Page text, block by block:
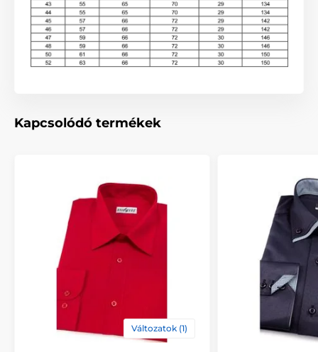
Kapcsolódó termékek
Változatok (1)